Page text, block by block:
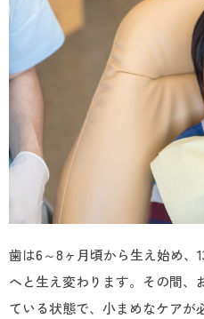
歯は6～8ヶ月頃から生え始め、
へと生え変わります。その間、
ている状態で、小まめなケアが